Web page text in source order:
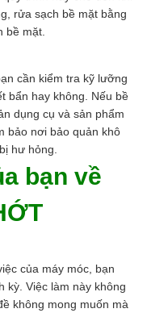
rửa sạch bề mặt bằng
bề mặt.
cần kiểm tra kỹ lưỡng
bẩn hay không. Nếu bề
dụng cụ và sản phẩm
bảo nơi bảo quản khô
hư hỏng.
bạn về
của máy móc, bạn
kỳ. Việc làm này không
không mong muốn mà